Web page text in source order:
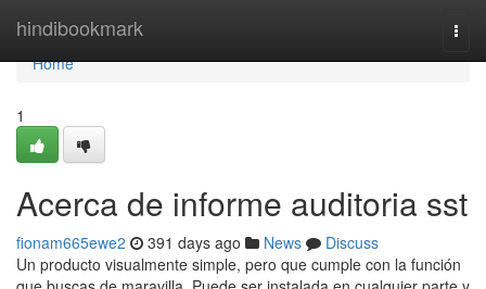
hindibookmark
Home
Home
1
Acerca de informe auditoria sst
fionam665ewe2 391 days ago News
Discuss
Un producto visualmente simple, pero que cumple con la función